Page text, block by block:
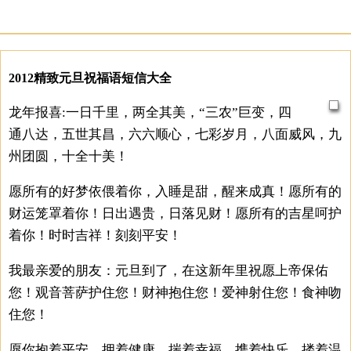
2012精致元旦祝福语短信大全
龙年报喜:一日千里，两全其美，“三农”巨变，四
通八达，五世其昌，六六顺心，七彩岁月，八面威风，九
州团圆，十全十美！
愿所有的好梦依偎着你，入睡是甜，醒来成真！愿所有的
财运笼罩着你！日出遇贵，日落见财！愿所有的吉星呵护
着你！时时吉祥！刻刻平安！
我最亲爱的朋友：元旦到了，在这新年里祝愿上帝保佑
您！观音菩萨护住您！财神抱住您！爱神射住您！食神吻
住您！